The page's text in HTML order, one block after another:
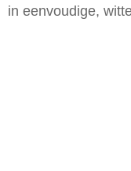
in eenvoudige,